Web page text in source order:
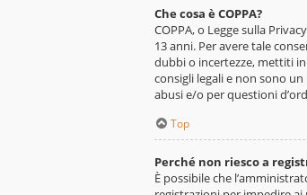
Che cosa è COPPA?
COPPA, o Legge sulla
13 anni. Per avere tale
dubbi o incertezze, mettiti
consigli legali e non sono
abusi e/o per questioni
Top
Perché non riesco a
È possibile che